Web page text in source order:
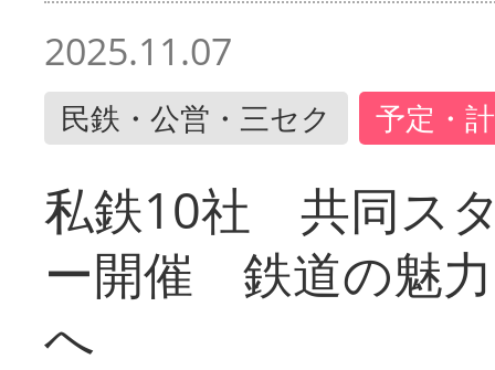
2025.11.07
民鉄・公営・三セク 予定・
私鉄10社 共同ス
ー開催 鉄道の魅
へ